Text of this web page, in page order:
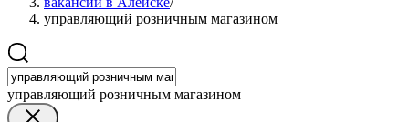
управляющий розничным магазином
управляющий розничным магазином